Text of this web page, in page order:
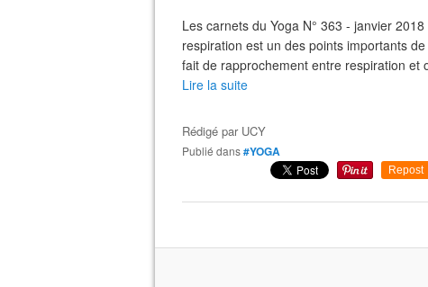
Les carnets du Yoga N° 363 - janvier
respiration est un des points importants
fait de rapprochement entre respiration et
Lire la suite
Rédigé par UCY
Publié dans#YOGA
Repost